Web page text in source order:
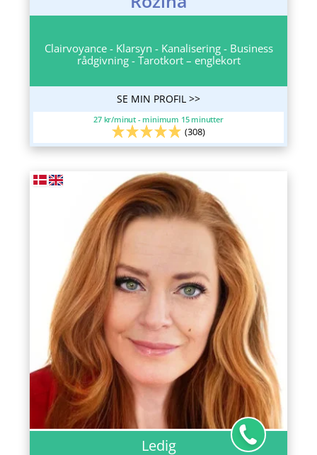
Clairvoyance - Klarsyn - Kanalisering - Business
rådgivning - Tarotkort – englekort
SE MIN PROFIL >>
27 kr/minut - minimum 15 minutter
(308)
Ledig